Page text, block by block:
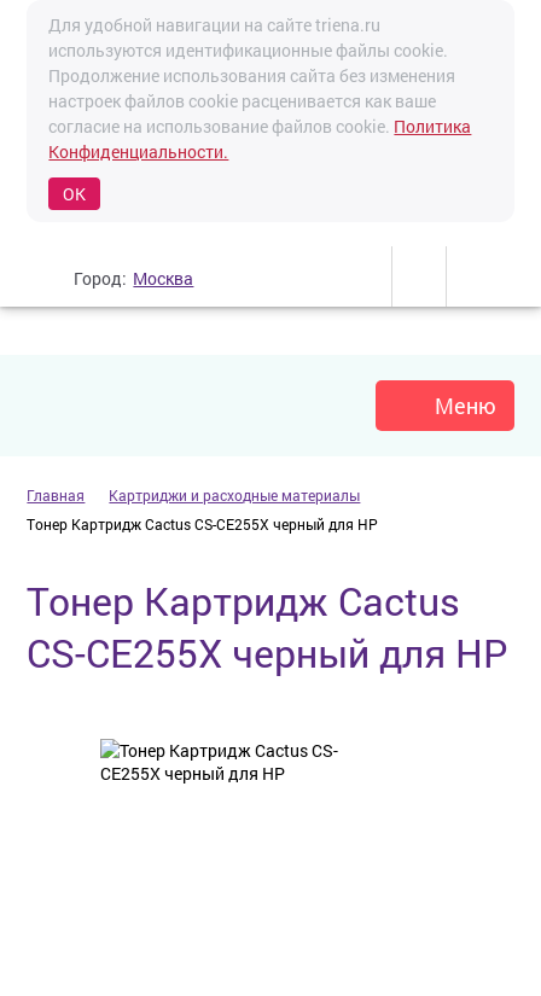
Для удобной навигации на сайте triena.ru
используются идентификационные файлы cookie.
Продолжение использования сайта без изменения
настроек файлов cookie расценивается как ваше
согласие на использование файлов cookie. Политика
Конфиденциальности.
OK
Город: Москва
Меню
Главная
Картриджи и расходные материалы
Тонер Картридж Cactus CS-CE255X черный для HP
Тонер Картридж Cactus
CS-CE255X черный для HP